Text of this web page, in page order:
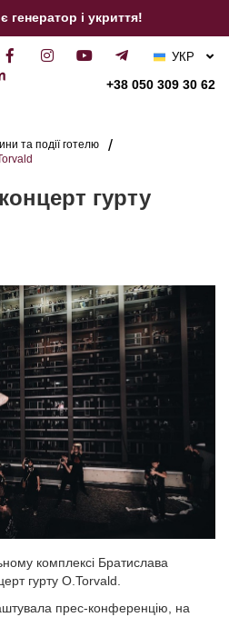
генератор і укриття!
+38 050 309 30 62
РУС
УКР
та події готелю
гурту
комплексі Братислава
гурту O.Torvald.
прес-конференцію, на